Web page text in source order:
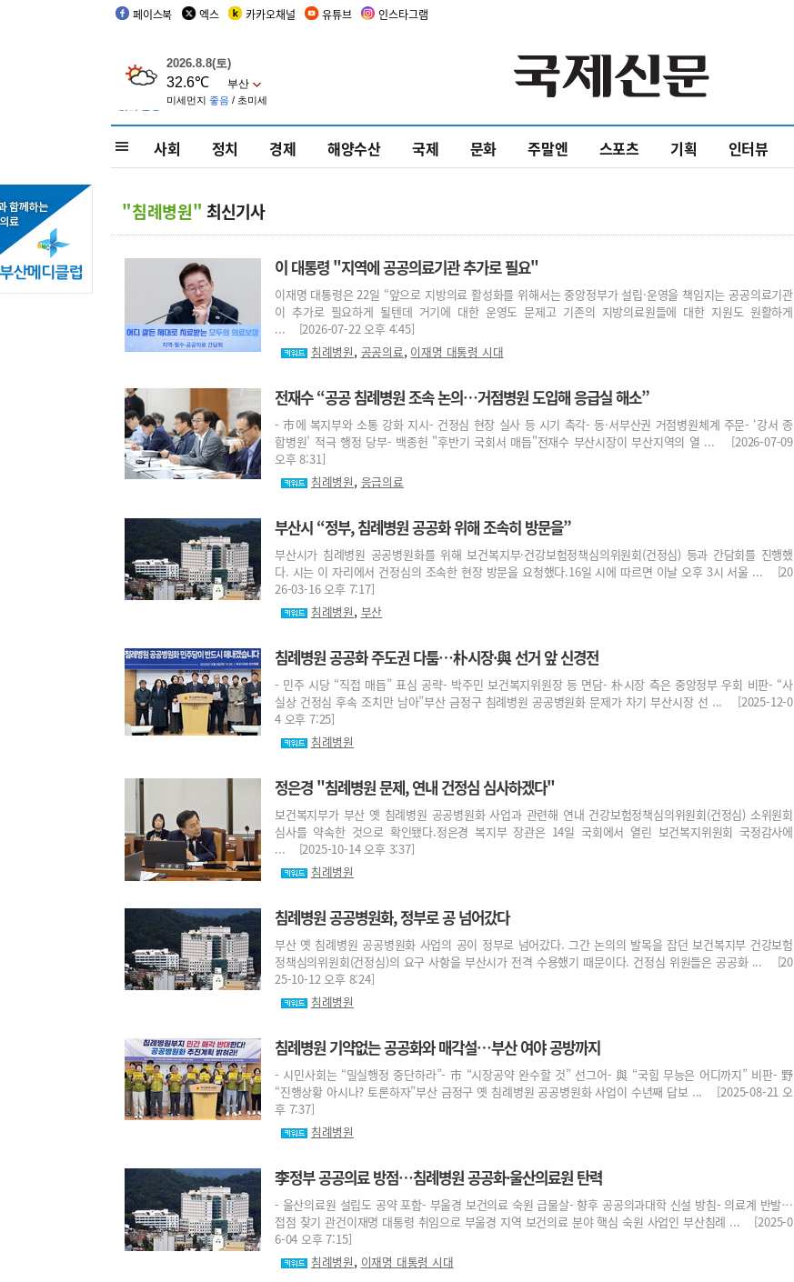
페이스북 엑스 카카오채널 유튜브 인스타그램
사회 정치 경제 해양수산 국제 문화 주말엔 스포츠 기획 인터뷰
"침례병원" 최신기사
이 대통령 "지역에 공공의료기관 추가로 필요"
이재명 대통령은 22일 “앞으로 지방의료 활성화를 위해서는 중앙정부가 설립·운영을 책임지는 공공의료기관
이 추가로 필요하게 될텐데 거기에 대한 운영도 문제고 기존의 지방의료원들에 대한 지원도 원활하게
... [2026-07-22 오후 4:45]
침례병원, 공공의료, 이재명 대통령 시대
전재수 “공공 침례병원 조속 논의…거점병원 도입해 응급실 해소”
- 市에 복지부와 소통 강화 지시- 건정심 현장 실사 등 시기 촉각- 동·서부산권 거점병원체계 주문- ‘강서 종
합병원’ 적극 행정 당부- 백종헌 "후반기 국회서 매듭"전재수 부산시장이 부산지역의 열 ... [2026-07-09
오후 8:31]
침례병원, 응급의료
부산시 “정부, 침례병원 공공화 위해 조속히 방문을”
부산시가 침례병원 공공병원화를 위해 보건복지부·건강보험정책심의위원회(건정심) 등과 간담회를 진행했
다. 시는 이 자리에서 건정심의 조속한 현장 방문을 요청했다.16일 시에 따르면 이날 오후 3시 서울 ... [20
26-03-16 오후 7:17]
침례병원, 부산
침례병원 공공화 주도권 다툼…朴시장·與 선거 앞 신경전
- 민주 시당 “직접 매듭” 표심 공략- 박주민 보건복지위원장 등 면담- 朴시장 측은 중앙정부 우회 비판- “사
실상 건정심 후속 조치만 남아”부산 금정구 침례병원 공공병원화 문제가 차기 부산시장 선 ... [2025-12-0
4 오후 7:25]
침례병원
정은경 "침례병원 문제, 연내 건정심 심사하겠다"
보건복지부가 부산 옛 침례병원 공공병원화 사업과 관련해 연내 건강보험정책심의위원회(건정심) 소위원회
심사를 약속한 것으로 확인됐다.정은경 복지부 장관은 14일 국회에서 열린 보건복지위원회 국정감사에
... [2025-10-14 오후 3:37]
침례병원
침례병원 공공병원화, 정부로 공 넘어갔다
부산 옛 침례병원 공공병원화 사업의 공이 정부로 넘어갔다. 그간 논의의 발목을 잡던 보건복지부 건강보험
정책심의위원회(건정심)의 요구 사항을 부산시가 전격 수용했기 때문이다. 건정심 위원들은 공공화 ... [20
25-10-12 오후 8:24]
침례병원
침례병원 기약없는 공공화와 매각설…부산 여야 공방까지
- 시민사회는 “밀실행정 중단하라”- 市 “시장공약 완수할 것” 선그어- 與 “국힘 무능은 어디까지” 비판- 野
“진행상황 아시나? 토론하자”부산 금정구 옛 침례병원 공공병원화 사업이 수년째 답보 ... [2025-08-21 오
후 7:37]
침례병원
李정부 공공의료 방점…침례병원 공공화·울산의료원 탄력
- 울산의료원 설립도 공약 포함- 부울경 보건의료 숙원 급물살- 향후 공공의과대학 신설 방침- 의료계 반발…
접점 찾기 관건이재명 대통령 취임으로 부울경 지역 보건의료 분야 핵심 숙원 사업인 부산침례 ... [2025-0
6-04 오후 7:15]
침례병원, 이재명 대통령 시대